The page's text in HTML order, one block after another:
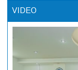
VIDEO